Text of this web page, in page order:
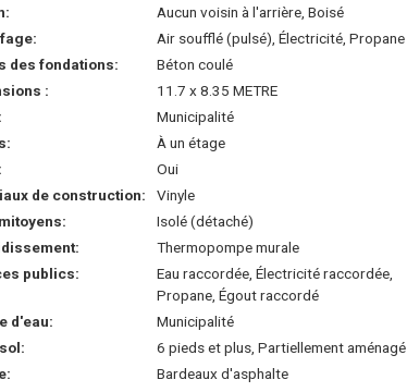
Aucun voisin à l'arrière, Boisé
Air soufflé (pulsé), Électricité, Propane
des fondations:
Béton coulé
:
11.7 x 8.35 METRE
Municipalité
À un étage
Oui
de construction:
Vinyle
Isolé (détaché)
Thermopompe murale
publics:
Eau raccordée, Électricité raccordée,
Propane, Égout raccordé
d'eau:
Municipalité
6 pieds et plus, Partiellement aménagé
Bardeaux d'asphalte